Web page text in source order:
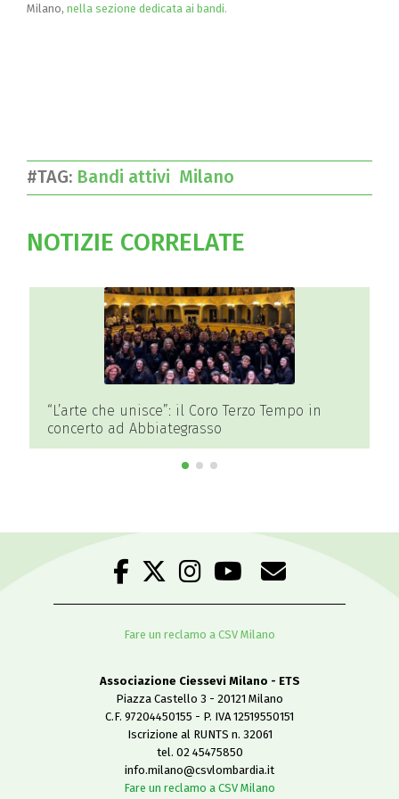
Milano, nella sezione dedicata ai bandi.
#TAG: Bandi attivi Milano
NOTIZIE CORRELATE
Terzo Tempo in
#SMILANESANDO alla Milano
Fare un reclamo a CSV Milano
Associazione Ciessevi Milano - ETS
Piazza Castello 3 - 20121 Milano
C.F. 97204450155 - P. IVA 12519550151
Iscrizione al RUNTS n. 32061
tel. 02 45475850
info.milano@csvlombardia.it
Fare un reclamo a CSV Milano